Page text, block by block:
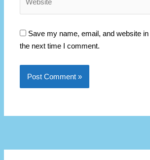
Save my name, email, and website
the next time I comment.